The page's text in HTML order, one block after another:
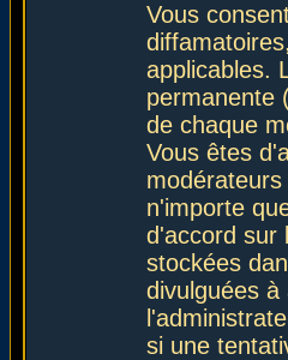
Vous
applicables.
permanente
de chaque
Vous êtes
n'importe
d'accord sur
stockées
divulguées
si une